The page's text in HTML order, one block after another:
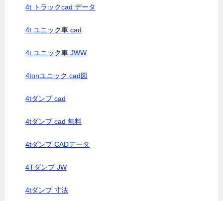
4t トラックcad データ
4t ユニック車 cad
4t ユニック車 JWW
4tonユニック cad図
4tダンプ cad
4tダンプ cad 無料
4tダンプ CADデータ
4Tダンプ JW
4tダンプ 寸法